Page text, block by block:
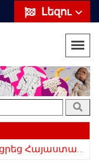
Լեզու